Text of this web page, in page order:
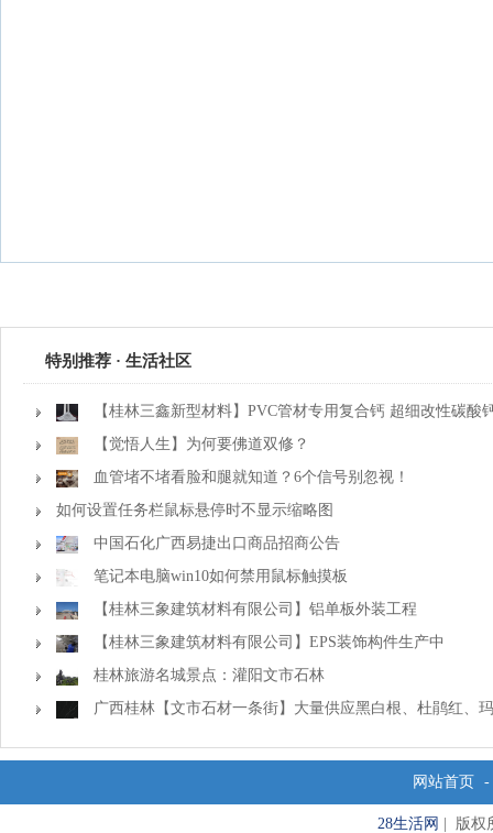
特别推荐 · 生活社区
【桂林三鑫新型材料】PVC管材专用复合钙 超细改性碳酸
【觉悟人生】为何要佛道双修？
血管堵不堵看脸和腿就知道？6个信号别忽视！
如何设置任务栏鼠标悬停时不显示缩略图
中国石化广西易捷出口商品招商公告
笔记本电脑win10如何禁用鼠标触摸板
【桂林三象建筑材料有限公司】铝单板外装工程
【桂林三象建筑材料有限公司】EPS装饰构件生产中
桂林旅游名城景点：灌阳文市石林
广西桂林【文市石材一条街】大量供应黑白根、杜鹃红、
网站首页 -
28生活网
| 版权